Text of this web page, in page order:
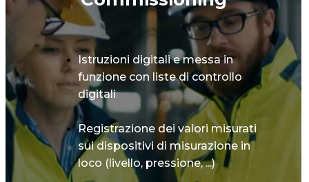
Istruzioni digitali e messa in
funzione con liste di controllo
digitali
Registrazione dei valori misurati
sui dispositivi di misurazione in
loco (livello, pressione, ...)